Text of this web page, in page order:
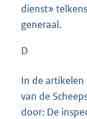
dienst»
generaal.
D
In de
van de
door: De